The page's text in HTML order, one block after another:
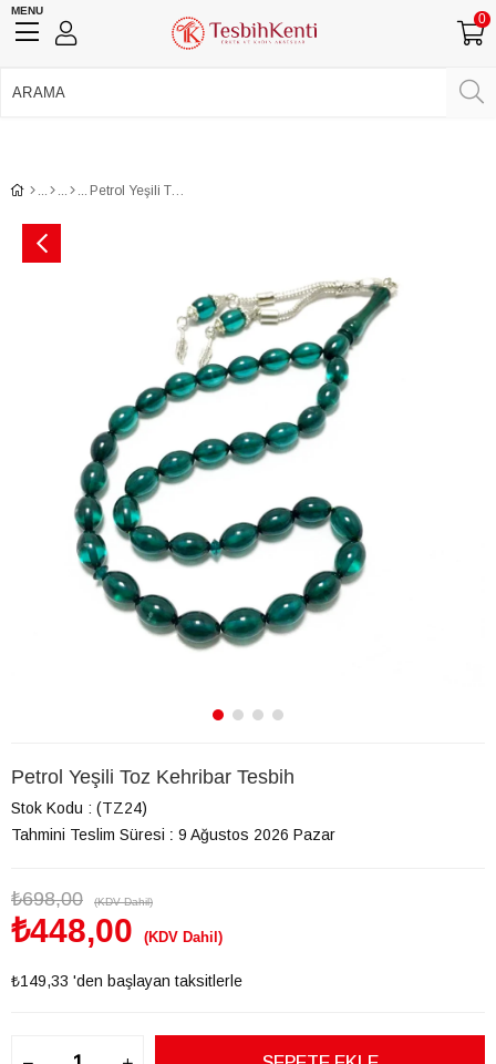
MENU
0
Petrol Yeşili Toz Kehribar Tesbih
Petrol Yeşili Toz Kehribar Tesbih
Stok Kodu
(TZ24)
Tahmini Teslim Süresi : 9 Ağustos 2026 Pazar
₺698,00 (KDV Dahil)
₺448,00 (KDV Dahil)
₺149,33 'den başlayan taksitlerle